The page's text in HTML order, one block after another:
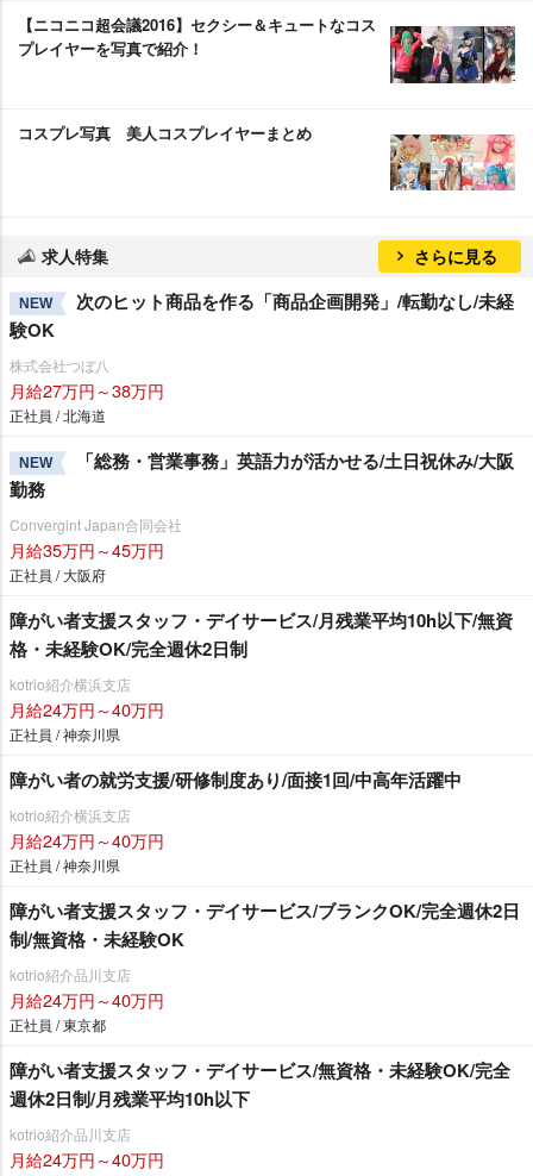
【ニコニコ超会議2016】セクシー＆キュートなコス
プレイヤーを写真で紹介！
コスプレ写真 美人コスプレイヤーまとめ
求人特集 さらに見る
NEW
次のヒット商品を作る「商品企画開発」/転勤なし/未経
験OK
株式会社つぼ八
月給27万円～38万円
正社員 / 北海道
NEW
「総務・営業事務」英語力が活かせる/土日祝休み/大阪
勤務
Convergint Japan合同会社
月給35万円～45万円
正社員 / 大阪府
障がい者支援スタッフ・デイサービス/月残業平均10h以下/無資
格・未経験OK/完全週休2日制
kotrio紹介横浜支店
月給24万円～40万円
正社員 / 神奈川県
障がい者の就労支援/研修制度あり/面接1回/中高年活躍中
kotrio紹介横浜支店
月給24万円～40万円
正社員 / 神奈川県
障がい者支援スタッフ・デイサービス/ブランクOK/完全週休2日
制/無資格・未経験OK
kotrio紹介品川支店
月給24万円～40万円
正社員 / 東京都
障がい者支援スタッフ・デイサービス/無資格・未経験OK/完全
週休2日制/月残業平均10h以下
kotrio紹介品川支店
月給24万円～40万円